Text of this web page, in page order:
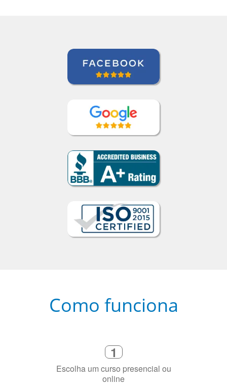
Como funciona
1
Escolha um curso presencial ou
online